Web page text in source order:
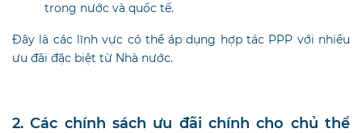
trong nước và quốc tế.
Đây là các lĩnh vực có thể áp dụng hợp tác PPP với nhiều
ưu đãi đặc biệt từ Nhà nước.
2. Các chính sách ưu đãi chính cho chủ thể